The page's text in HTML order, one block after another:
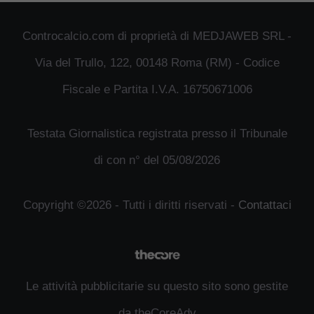
Controcalcio.com di proprietà di MEDJAWEB SRL -
Via del Trullo, 122, 00148 Roma (RM) - Codice
Fiscale e Partita I.V.A. 16750671006
Testata Giornalistica registrata presso il Tribunale
di con n° del 05/08/2026
Copyright ©2026 - Tutti i diritti riservati - Contattaci
Le attività pubblicitarie su questo sito sono gestite